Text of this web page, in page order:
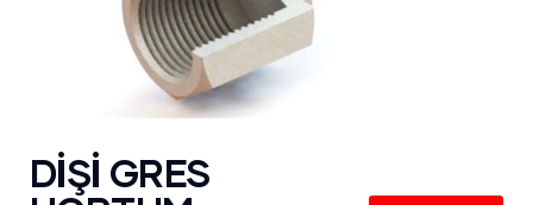
DİŞİ GRES